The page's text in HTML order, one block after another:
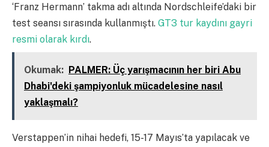
‘Franz Hermann’ takma adı altında Nordschleife’daki bir
test seansı sırasında kullanmıştı. GT3 tur kaydını gayri
resmi olarak kırdı.
Okumak: PALMER: Üç yarışmacının her biri Abu
Dhabi'deki şampiyonluk mücadelesine nasıl
yaklaşmalı?
Verstappen’in nihai hedefi, 15-17 Mayıs’ta yapılacak ve